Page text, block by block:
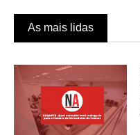
As mais lidas